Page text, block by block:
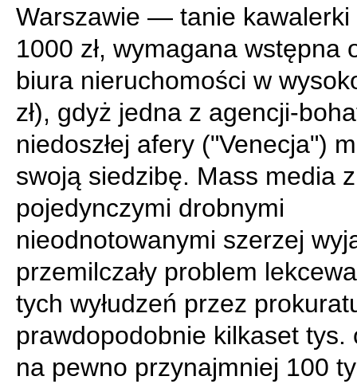
Warszawie — tanie kawalerki
1000 zł, wymagana wstępna
biura nieruchomości w
zł), gdyż jedna z agencji-
niedoszłej afery ("Venecja")
swoją siedzibę. Mass media z
pojedynczymi drobnymi
nieodnotowanymi szerzej
przemilczały problem
tych wyłudzeń przez
prawdopodobnie kilkaset tys.
na pewno przynajmniej 100